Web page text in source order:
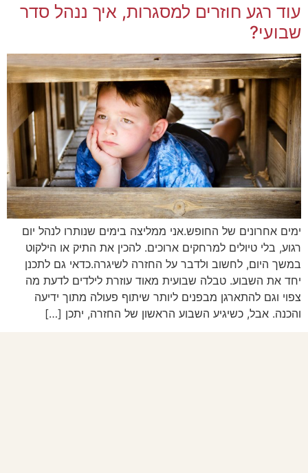
עוד רגע חוזרים למסגרות, איך ננהל סדר
שבועי?
ימים אחרונים של החופש.אני ממליצה בימים שנותרו לנהל יום
רגוע, בלי טיולים למרחקים ארוכים. להכין את התיק או הילקוט
במשך היום, לחשוב ולדבר על החזרה לשיגרה.כדאי גם לתכנן
יחד את השבוע. טבלה שבועית מאוד עוזרת לילדים לדעת מה
צפוי וגם להתארגן מבפנים ליותר שיתוף פעולה מתוך ידיעה
והכנה. אבל, כשיגיע השבוע הראשון של החזרה, יתכן […]